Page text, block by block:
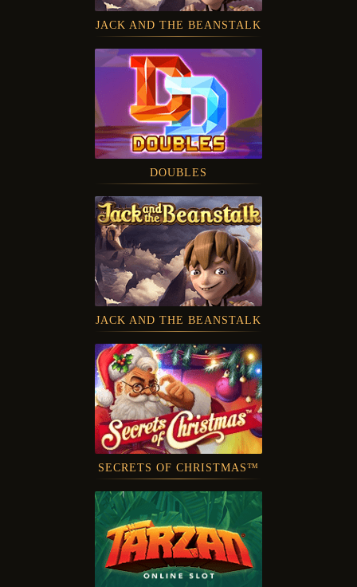
JACK AND THE BEANSTALK
DOUBLES
JACK AND THE BEANSTALK
SECRETS OF CHRISTMAS™